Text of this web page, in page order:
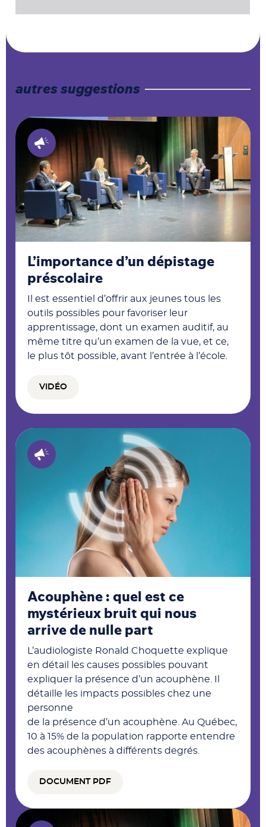
autres suggestions
L’importance d’un dépistage
préscolaire
Il est essentiel d’offrir aux jeunes tous les
outils possibles pour favoriser leur
apprentissage, dont un examen auditif, au
même titre qu’un examen de la vue, et ce,
le plus tôt possible, avant l’entrée à l’école.
VIDÉO
Acouphène : quel est ce
mystérieux bruit qui nous
arrive de nulle part
L’audiologiste Ronald Choquette explique
en détail les causes possibles pouvant
expliquer la présence d’un acouphène. Il
détaille les impacts possibles chez une
personne
de la présence d’un acouphène. Au Québec,
10 à 15% de la population rapporte entendre
des acouphènes à différents degrés.
DOCUMENT PDF